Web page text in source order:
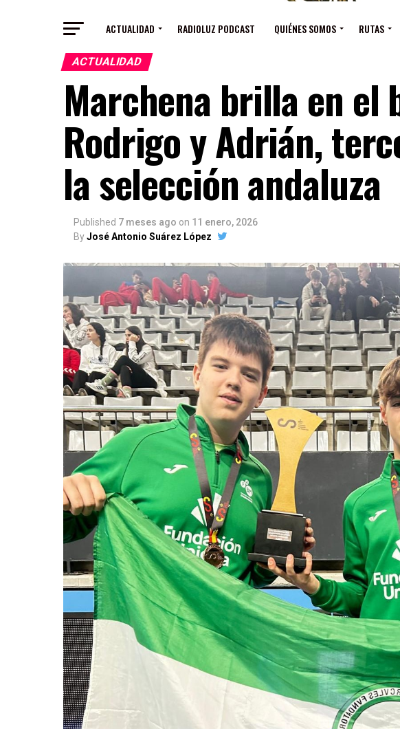
ACTUALIDAD RADIOLUZ PODCAST QUIÉNES SOMOS RUTAS
ACTUALIDAD
Marchena brilla en el
Rodrigo y Adrián,
la selección andaluza
Published 7 meses ago on 11 enero, 2026
ByJosé Antonio Suárez López